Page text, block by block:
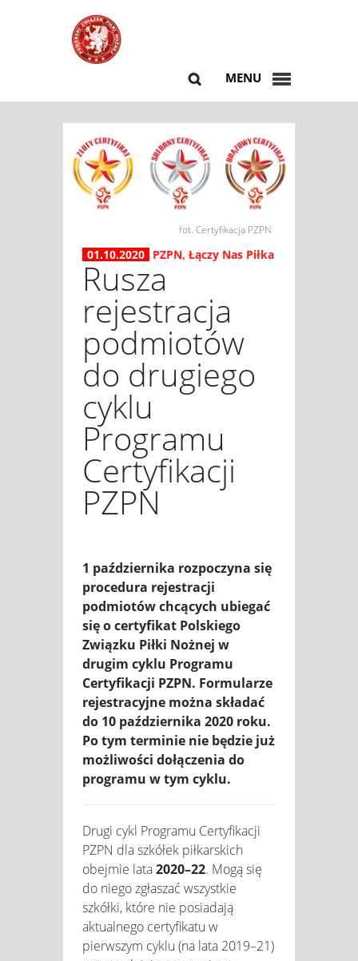
MENU
fot. Certyfikacja PZPN
01.10.2020 PZPN, Łączy Nas Piłka
Rusza
rejestracja
podmiotów
do drugiego
cyklu
Programu
Certyfikacji
PZPN
1 października rozpoczyna się
procedura rejestracji
podmiotów chcących ubiegać
się o certyfikat Polskiego
Związku Piłki Nożnej w
drugim cyklu Programu
Certyfikacji PZPN. Formularze
rejestracyjne można składać
do 10 października 2020 roku.
Po tym terminie nie będzie już
możliwości dołączenia do
programu w tym cyklu.
Drugi cykl Programu Certyfikacji
PZPN dla szkółek piłkarskich
obejmie lata2020–22. Mogą się
do niego zgłaszać wszystkie
szkółki, które nie posiadają
aktualnego certyfikatu w
pierwszym cyklu (na lata 2019–21)